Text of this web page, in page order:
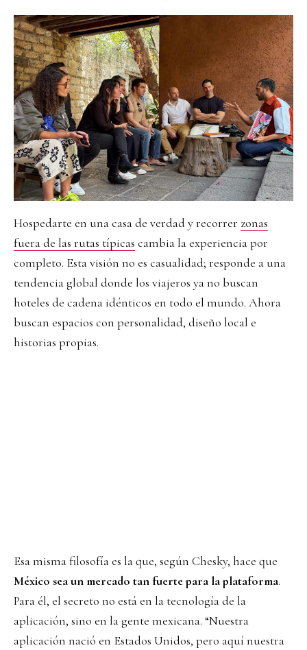
Hospedarte en una casa de verdad y recorrer zonas
fuera de las rutas típicas cambia la experiencia por
completo. Esta visión no es casualidad; responde a una
tendencia global donde los viajeros ya no buscan
hoteles de cadena idénticos en todo el mundo. Ahora
buscan espacios con personalidad, diseño local e
historias propias.
Esa misma filosofía es la que, según Chesky, hace que
México sea un mercado tan fuerte para la plataforma.
Para él, el secreto no está en la tecnología de la
aplicación, sino en la gente mexicana. “Nuestra
aplicación nació en Estados Unidos, pero aquí nuestra